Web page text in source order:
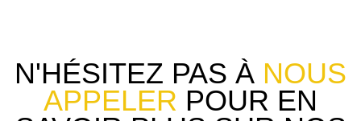
N'HÉSITEZ PAS À NOUS
APPELER POUR EN